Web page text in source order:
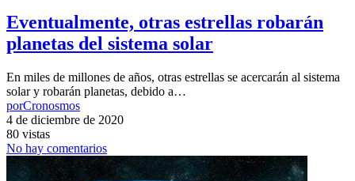
Eventualmente, otras estrellas robarán
planetas del sistema solar
En miles de millones de años, otras estrellas se acercarán al sistema
solar y robarán planetas, debido a…
porCronosmos
4 de diciembre de 2020
80 vistas
No hay comentarios